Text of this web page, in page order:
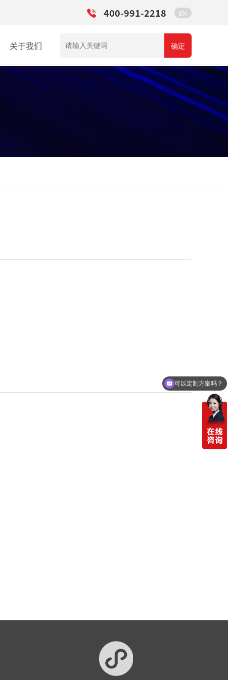
400-991-2218 EN
关于我们 确定
可以定制方案吗？